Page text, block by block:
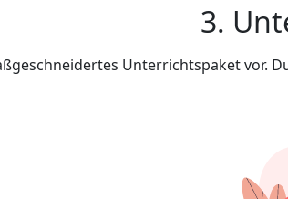
3.
Unterrichtspaket vor.